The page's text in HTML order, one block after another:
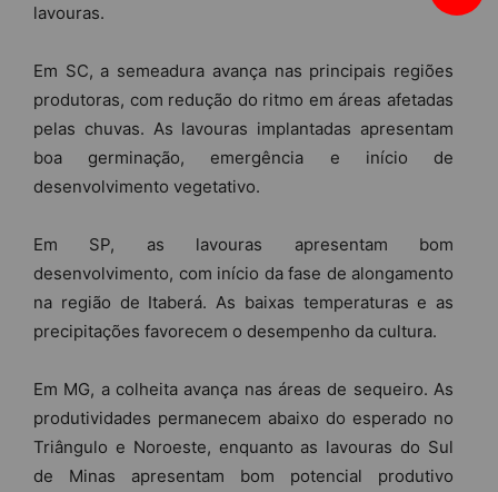
lavouras.
Em SC, a semeadura avança nas principais regiões
produtoras, com redução do ritmo em áreas afetadas
pelas chuvas. As lavouras implantadas apresentam
boa germinação, emergência e início de
desenvolvimento vegetativo.
Em SP, as lavouras apresentam bom
desenvolvimento, com início da fase de alongamento
na região de Itaberá. As baixas temperaturas e as
precipitações favorecem o desempenho da cultura.
Em MG, a colheita avança nas áreas de sequeiro. As
produtividades permanecem abaixo do esperado no
Triângulo e Noroeste, enquanto as lavouras do Sul
de Minas apresentam bom potencial produtivo